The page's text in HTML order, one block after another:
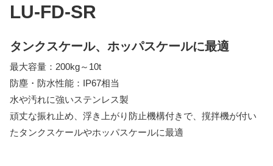
トラックスケール
LU-FD-SR
タンクスケール、ホッパスケールに最適
最大容量：200kg～10t
防塵・防水性能：IP67相当
水や汚れに強いステンレス製
頑丈な振れ止め、浮き上がり防止機構付きで、撹拌機が付い
たタンクスケールやホッパスケールに最適